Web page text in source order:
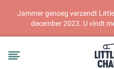
Jammer genoeg verzendt
december 2023. U vindt